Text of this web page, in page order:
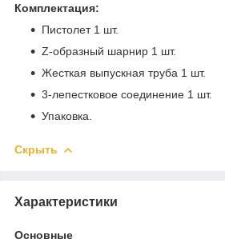
Комплектация:
Пистолет 1 шт.
Z-образный шарнир 1 шт.
Жесткая выпускная труба 1 шт.
3-лепестковое соединение 1 шт.
Упаковка.
Скрыть
Характеристики
Основные